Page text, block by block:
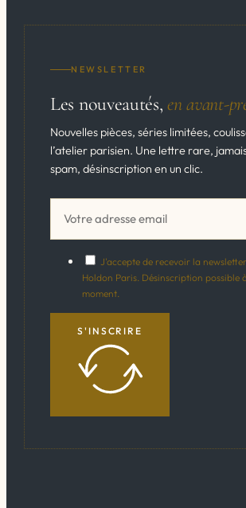
NEWSLETTER
Les nouveautés,en avant-
Nouvelles pièces, séries limitées,
l’atelier parisien. Une lettre rare,
spam, désinscription en un clic.
J'accepte de recevoir la
Holdon Paris. Désinscription possible
moment.
S'INSCRIRE